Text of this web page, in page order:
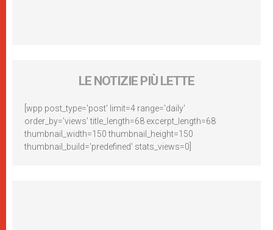
LE NOTIZIE PIÙ LETTE
[wpp post_type='post' limit=4 range='daily'
order_by='views' title_length=68 excerpt_length=68
thumbnail_width=150 thumbnail_height=150
thumbnail_build='predefined' stats_views=0]